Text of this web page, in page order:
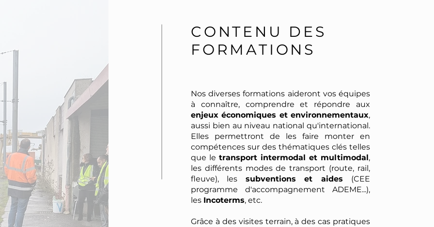
CONTENU DES
FORMATIONS
Nos diverses formations aideront vos équipes
à connaître, comprendre et répondre aux
enjeux économiques et environnementaux,
aussi bien au niveau national qu'international.
Elles permettront de les faire monter en
compétences sur des thématiques clés telles
que le transport intermodal et multimodal,
les différents modes de transport (route, rail,
fleuve), les subventions et aides (CEE
programme d'accompagnement ADEME...),
les Incoterms, etc.
Grâce à des visites terrain, à des cas pratiques